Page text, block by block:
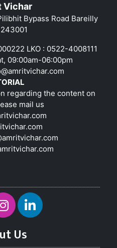
Vichar
Bypass Road Bareilly
LKO : 0522-4008111
09:00am-06:00pm
regarding the content on
mail us
Us